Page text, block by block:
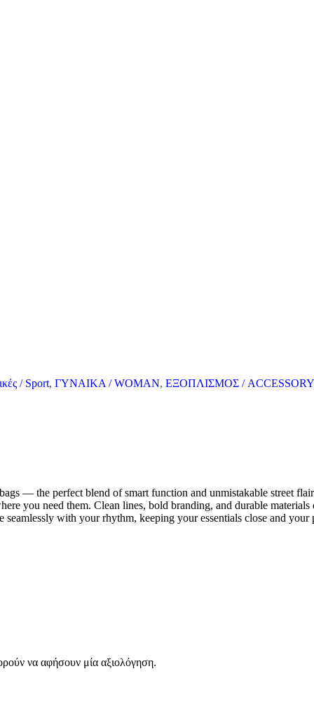
/ Sport, ΓΥΝΑΙΚΑ / WOMAN, ΕΞΟΠΛΙΣΜΟΣ / ACCESSORY
— the perfect blend of smart function and unmistakable street
you need them. Clean lines, bold branding, and durable
with your rhythm, keeping your essentials close and your
να αφήσουν μία αξιολόγηση.